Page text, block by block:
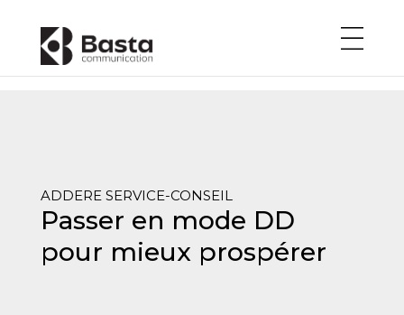
ADDERE SERVICE-CONSEIL
Passer en mode DD
pour mieux prospérer